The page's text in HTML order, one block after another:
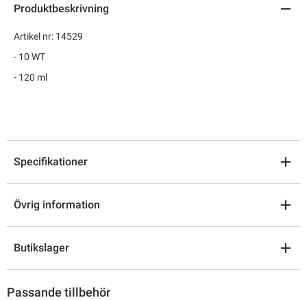
Produktbeskrivning
Artikel nr: 14529
- 10 WT
- 120 ml
Specifikationer
Övrig information
Butikslager
Passande tillbehör